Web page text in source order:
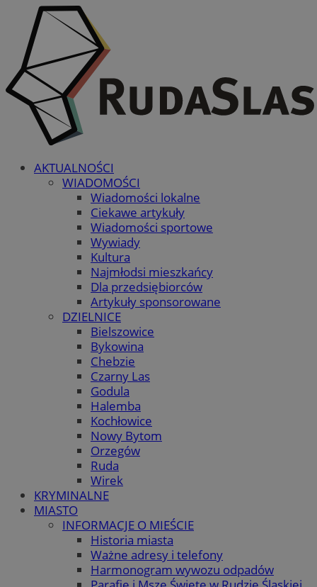
AKTUALNOŚCI
WIADOMOŚCI
Wiadomości lokalne
Ciekawe artykuły
Wiadomości sportowe
Wywiady
Kultura
Najmłodsi mieszkańcy
Dla przedsiębiorców
Artykuły sponsorowane
DZIELNICE
Bielszowice
Bykowina
Chebzie
Czarny Las
Godula
Halemba
Kochłowice
Nowy Bytom
Orzegów
Ruda
Wirek
KRYMINALNE
MIASTO
INFORMACJE O MIEŚCIE
Historia miasta
Ważne adresy i telefony
Harmonogram wywozu odpadów